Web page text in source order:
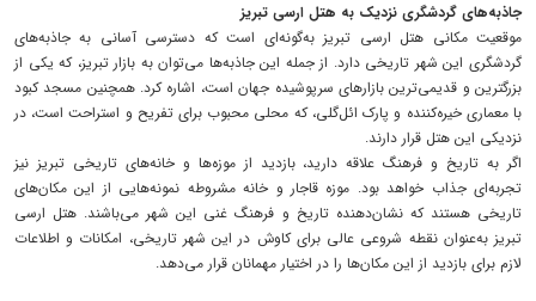
جاذبه‌های گردشگری نزدیک به هتل ارسی تبریز
موقعیت مکانی هتل ارسی تبریز به‌گونه‌ای است که دسترسی آسانی به جاذبه‌های
گردشگری این شهر تاریخی دارد. از جمله این جاذبه‌ها می‌توان به بازار تبریز، که یکی از
بزرگترین و قدیمی‌ترین بازارهای سرپوشیده جهان است، اشاره کرد. همچنین مسجد کبود
با معماری خیره‌کننده و پارک ائل‌گلی، که محلی محبوب برای تفریح و استراحت است، در
نزدیکی این هتل قرار دارند.
اگر به تاریخ و فرهنگ علاقه دارید، بازدید از موزه‌ها و خانه‌های تاریخی تبریز نیز
تجربه‌ای جذاب خواهد بود. موزه قاجار و خانه مشروطه نمونه‌هایی از این مکان‌های
تاریخی هستند که نشان‌دهنده تاریخ و فرهنگ غنی این شهر می‌باشند. هتل ارسی
تبریز به‌عنوان نقطه شروعی عالی برای کاوش در این شهر تاریخی، امکانات و اطلاعات
لازم برای بازدید از این مکان‌ها را در اختیار مهمانان قرار می‌دهد.